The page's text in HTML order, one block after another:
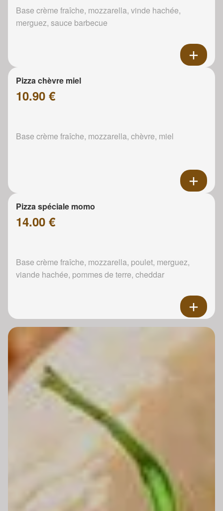
Base crème fraîche, mozzarella, vinde hachée,
merguez, sauce barbecue
Pizza chèvre miel
10.90 €
Base crème fraîche, mozzarella, chèvre, miel
Pizza spéciale momo
14.00 €
Base crème fraîche, mozzarella, poulet, merguez,
viande hachée, pommes de terre, cheddar